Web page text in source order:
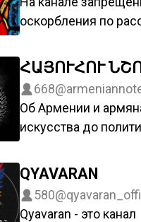
оскорбления по
признаку.
ՀԱՅՈՒՀՈՒ
668
Об Армении и
искусства до
QYAVARAN
580
Qyavaran - это канал